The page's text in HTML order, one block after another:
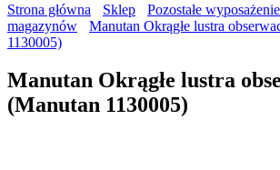
Strona główna Sklep
Pozostałe
magazynów
Manutan Okrągłe lustra
1130005)
Manutan Okrągłe lustra
(Manutan 1130005)